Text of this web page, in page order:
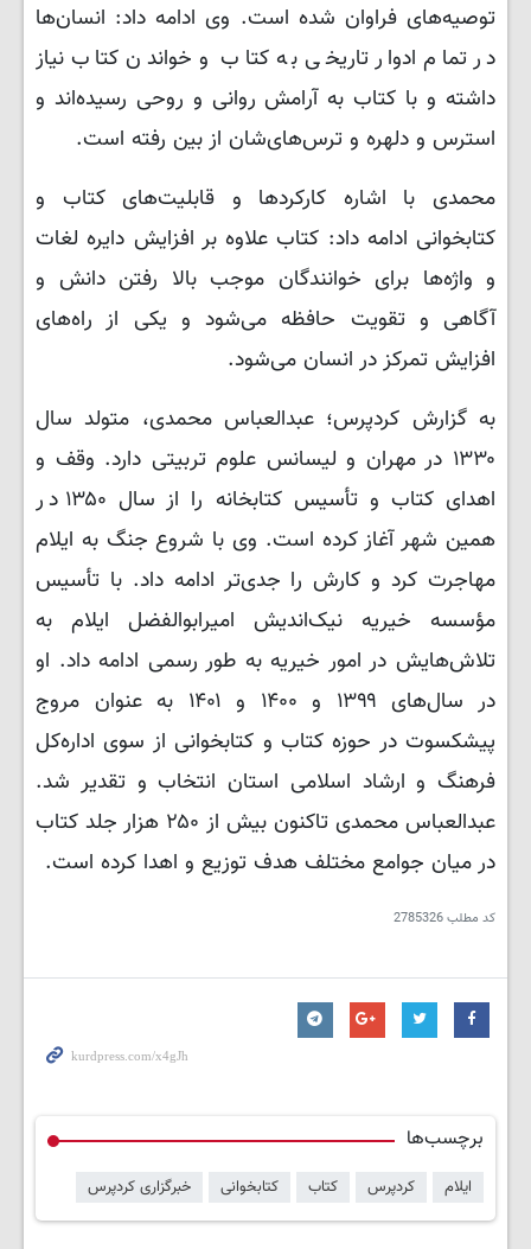
توصیه‌های فراوان شده است. وی ادامه داد: انسان‌ها
در تمام ادوار تاریخی به کتاب و خواندن کتاب نیاز
داشته و با کتاب به آرامش روانی و روحی رسیده‌اند و
استرس و دلهره و ترس‌های‌شان از بین رفته است.
محمدی با اشاره کارکردها و قابلیت‌های کتاب و
کتابخوانی ادامه داد: کتاب علاوه بر افزایش دایره لغات
و واژه‌ها برای خوانندگان موجب بالا رفتن دانش و
آگاهی و تقویت حافظه می‌شود و یکی از راه‌های
افزایش تمرکز در انسان می‌شود.
به گزارش کردپرس؛ عبدالعباس محمدی، متولد سال
۱۳۳۰ در مهران و لیسانس علوم تربیتی دارد. وقف و
اهدای کتاب و تأسیس کتابخانه را از سال ۱۳۵۰ در
همین شهر آغاز کرده است. وی با شروع جنگ به ایلام
مهاجرت کرد و کارش را جدی‌تر ادامه داد. با تأسیس
مؤسسه خیریه نیک‌اندیش امیرابوالفضل ایلام به
تلاش‌هایش در امور خیریه به طور رسمی ادامه داد. او
در سال‌های ۱۳۹۹ و ۱۴۰۰ و ۱۴۰۱ به عنوان مروج
پیشکسوت در حوزه کتاب و کتابخوانی از سوی اداره‌کل
فرهنگ و ارشاد اسلامی استان انتخاب و تقدیر شد.
عبدالعباس محمدی تاکنون بیش از ۲۵۰ هزار جلد کتاب
در میان جوامع مختلف هدف توزیع و اهدا کرده است.
کد مطلب2785326
برچسب‌ها
ایلام کردپرس کتاب کتابخوانی خبرگزاری کردپرس